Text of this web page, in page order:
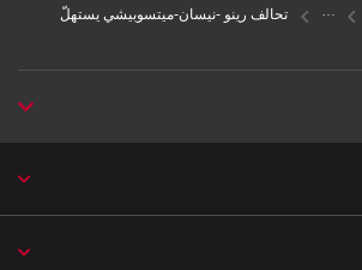
تحالف رينو -نيسان-ميتسوبيشي يستهلّ